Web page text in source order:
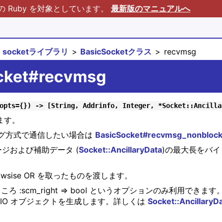
Ruby を対象としています。 最新版のマニュアルへ
socketライブラリ BasicSocketクラス recvmsg
opts={}) -> [String, Addrinfo, Integer,
。
方式で通信したい場合は BasicSocket#recvmsg_nonblock
および補助データ (Socket::AncillaryData)の最大長をバ
OR を取ったものを渡します。
ろ :scm_right => bool というオプションのみ利用できます
オブジェクトを生成します。詳しくは